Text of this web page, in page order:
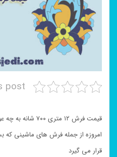
post
قیمت فرش ۱۲ متری ۷۰۰ شانه به چه عواملی وابسته است ؟
امروزه از جمله فرش های ماشینی که
قرار می گیرد